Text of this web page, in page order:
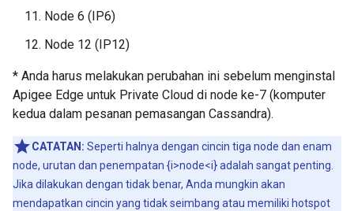
Node 6 (IP6)
Node 12 (IP12)
* Anda harus melakukan perubahan ini sebelum menginstal
Apigee Edge untuk Private Cloud di node ke-7 (komputer
kedua dalam pesanan pemasangan Cassandra).
CATATAN: Seperti halnya dengan cincin tiga node dan enam
node, urutan dan penempatan {i>node<i} adalah sangat penting.
Jika dilakukan dengan tidak benar, Anda mungkin akan
mendapatkan cincin yang tidak seimbang atau memiliki hotspot